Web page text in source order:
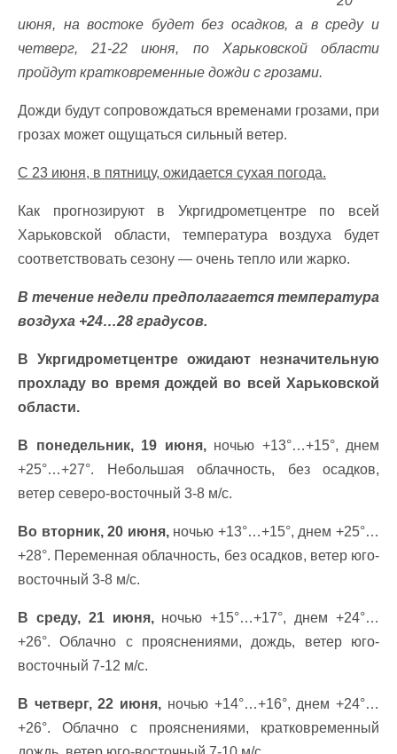
июня, на востоке будет без осадков, а в среду и
четверг, 21-22 июня, по Харьковской области
пройдут кратковременные дожди с грозами.
Дожди будут сопровождаться временами грозами, при
грозах может ощущаться сильный ветер.
С 23 июня, в пятницу, ожидается сухая погода.
Как прогнозируют в Укргидрометцентре по всей
Харьковской области, температура воздуха будет
соответствовать сезону — очень тепло или жарко.
В течение недели предполагается температура
воздуха +24…28 градусов.
В Укргидрометцентре ожидают незначительную
прохладу во время дождей во всей Харьковской
области.
В понедельник, 19 июня,ночью +13°…+15°, днем
+25°…+27°. Небольшая облачность, без осадков,
ветер северо-восточный 3-8 м/с.
Во вторник, 20 июня,ночью +13°…+15°, днем +25°…
+28°. Переменная облачность, без осадков, ветер юго-
восточный 3-8 м/с.
В среду, 21 июня,ночью +15°…+17°, днем +24°…
+26°. Облачно с прояснениями, дождь, ветер юго-
восточный 7-12 м/с.
В четверг, 22 июня, ночью +14°…+16°, днем +24°…
+26°. Облачно с прояснениями, кратковременный